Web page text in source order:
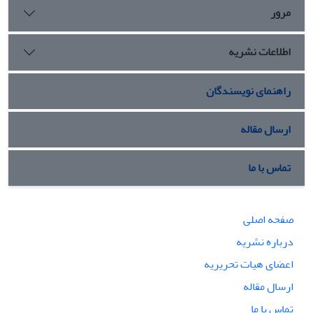
مرور
اطلاعات نشریه
راهنمای نویسندگان
ارسال مقاله
تماس با ما
صفحه اصلی
درباره نشریه
اعضای هیات تحریریه
ارسال مقاله
تماس با ما